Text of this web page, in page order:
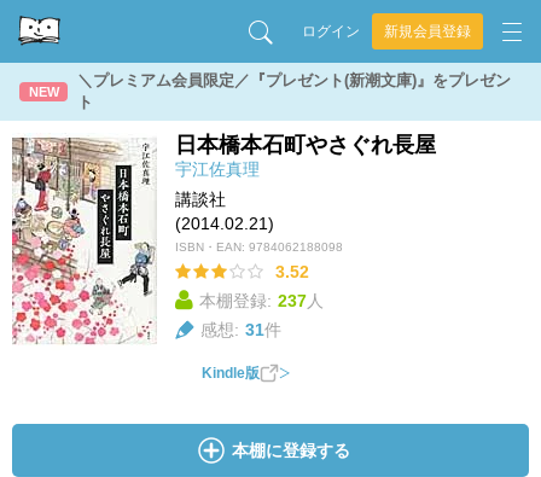
ログイン 新規会員登録
NEW
＼プレミアム会員限定／『プレゼント(新潮文庫)』をプレゼン
ト
日本橋本石町やさぐれ長屋
宇江佐真理
講談社
(2014.02.21)
ISBN・EAN: 9784062188098
3.52
本棚登録: 237人
感想: 31件
Kindle版
本棚に登録する